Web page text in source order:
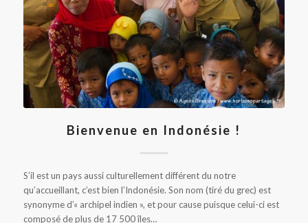
Bienvenue en Indonésie !
S’il est un pays aussi culturellement différent du notre
qu’accueillant, c’est bien l’Indonésie. Son nom (tiré du grec) est
synonyme d’« archipel indien », et pour cause puisque celui-ci est
composé de plus de 17 500 îles…